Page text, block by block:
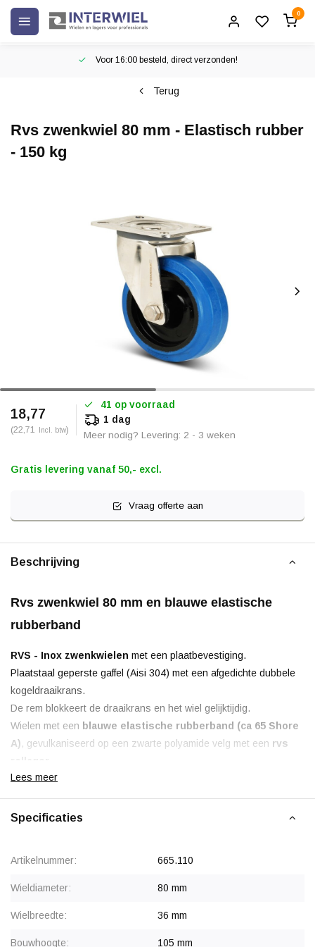
0
Voor 16:00 besteld, direct verzonden!
Terug
Rvs zwenkwiel 80 mm - Elastisch rubber
- 150 kg
18,77
(22,71 Incl. btw)
41 op voorraad
1 dag
Meer nodig? Levering: 2 - 3 weken
Gratis levering vanaf 50,- excl.
Vraag offerte aan
Beschrijving
Rvs zwenkwiel 80 mm en blauwe elastische
rubberband
RVS - Inox zwenkwielen met een plaatbevestiging.
Plaatstaal geperste gaffel (Aisi 304) met een afgedichte dubbele
kogeldraaikrans.
De rem blokkeert de draaikrans en het wiel gelijktijdig.
Wielen met een blauwe elastische rubberband (ca 65 Shore
A), gevulkaniseerd op een zwarte polyamide velg met een rvs
Non marking, de blauwe band laat geen strepen achter en heeft
eenzeer lage rolweerstand.
Lees meer
Specificaties
Artikelnummer: 665.110
Wieldiameter: 80 mm
Wielbreedte: 36 mm
Bouwhoogte: 105 mm